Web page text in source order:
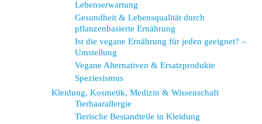
Lebenserwartung
Gesundheit & Lebensqualität durch
pflanzenbasierte Ernährung
Ist die vegane Ernährung für jeden geeignet? –
Umstellung
Vegane Alternativen & Ersatzprodukte
Speziesismus
Kleidung, Kosmetik, Medizin & Wissenschaft
Tierhaarallergie
Tierische Bestandteile in Kleidung